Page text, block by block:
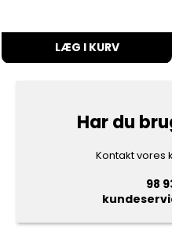
LÆG I KURV
Har du
Kontakt vores
98